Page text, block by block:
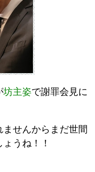
坊主姿で謝罪会見に
せんからまだ世間
うね！！